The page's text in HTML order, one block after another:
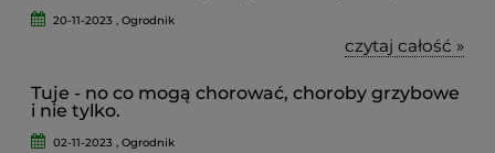
20-11-2023 , Ogrodnik
czytaj całość »
Tuje - no co mogą chorować, choroby grzybowe
i nie tylko.
02-11-2023 , Ogrodnik